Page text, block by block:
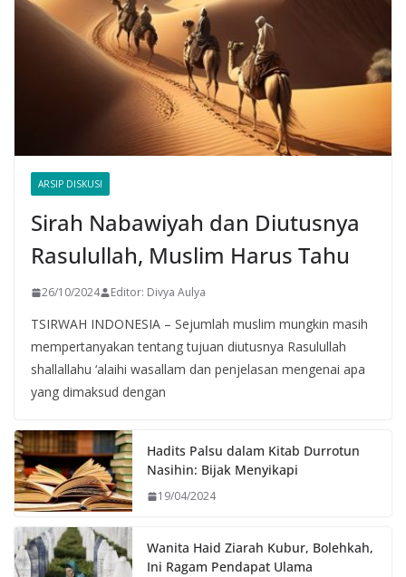
ARSIP DISKUSI
Sirah Nabawiyah dan Diutusnya
Rasulullah, Muslim Harus Tahu
26/10/2024 Editor: Divya Aulya
TSIRWAH INDONESIA – Sejumlah muslim mungkin masih
mempertanyakan tentang tujuan diutusnya Rasulullah
shallallahu ‘alaihi wasallam dan penjelasan mengenai apa
yang dimaksud dengan
Hadits Palsu dalam Kitab Durrotun
Nasihin: Bijak Menyikapi
19/04/2024
Wanita Haid Ziarah Kubur, Bolehkah,
Ini Ragam Pendapat Ulama